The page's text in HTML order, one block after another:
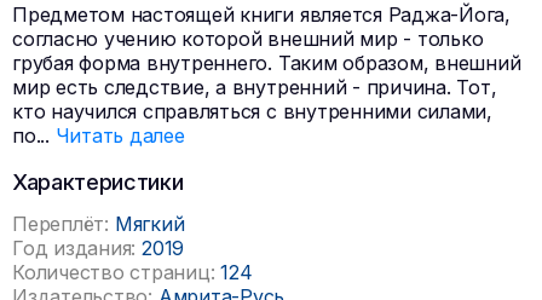
Предметом настоящей книги является Раджа-Йога,
согласно учению которой внешний мир - только
грубая форма внутреннего. Таким образом, внешний
мир есть следствие, а внутренний - причина. Тот,
кто научился справляться с внутренними силами,
по... Читать далее
Характеристики
Переплёт: Мягкий
Год издания: 2019
Количество страниц: 124